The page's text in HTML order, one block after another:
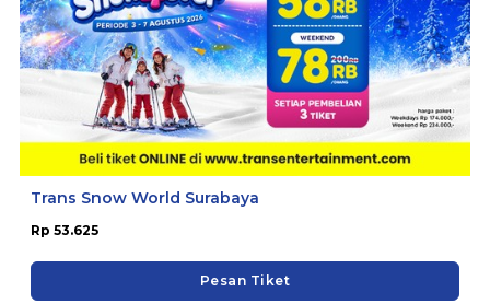
Trans Snow World Surabaya
Rp 53.625
Pesan Tiket